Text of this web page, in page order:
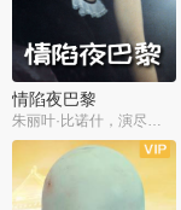
情陷夜巴黎
朱丽叶·比诺什，演尽失爱之痛